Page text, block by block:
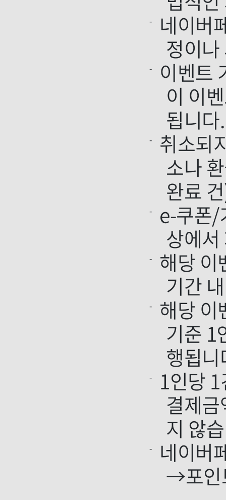
네이버
정이
이벤트
이 이
됩니다.
취소되
소나
완료
e-쿠폰/
상에
해당 이
기간
해당 이
기준 1
행됩
1인당
결제
지 않
네이버
→포인